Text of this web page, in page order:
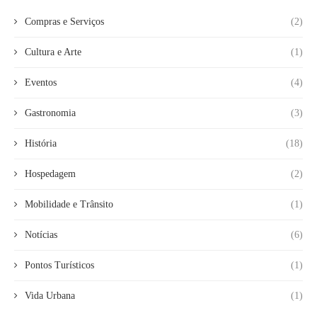
Compras e Serviços (2)
Cultura e Arte (1)
Eventos (4)
Gastronomia (3)
História (18)
Hospedagem (2)
Mobilidade e Trânsito (1)
Notícias (6)
Pontos Turísticos (1)
Vida Urbana (1)